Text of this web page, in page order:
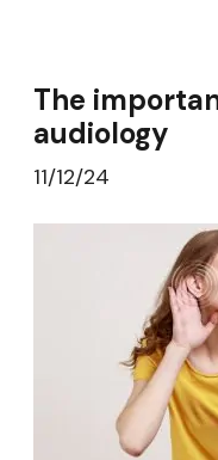
The
audiology
11/12/24